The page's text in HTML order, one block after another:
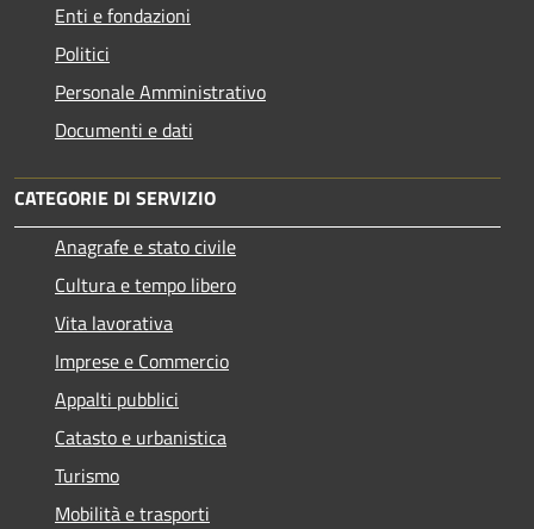
Enti e fondazioni
Politici
Personale Amministrativo
Documenti e dati
CATEGORIE DI SERVIZIO
Anagrafe e stato civile
Cultura e tempo libero
Vita lavorativa
Imprese e Commercio
Appalti pubblici
Catasto e urbanistica
Turismo
Mobilità e trasporti